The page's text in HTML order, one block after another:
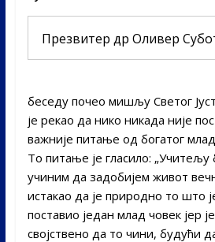
Презвитер др Оливер
беседу почео мишљу Светог
је рекао да нико никада није
важније питање од богатог
То питање је гласило: „Учитељу
учиним да задобијем живот
истакао да је природно то што
поставио један млад човек јер
својствено да то чини, будући